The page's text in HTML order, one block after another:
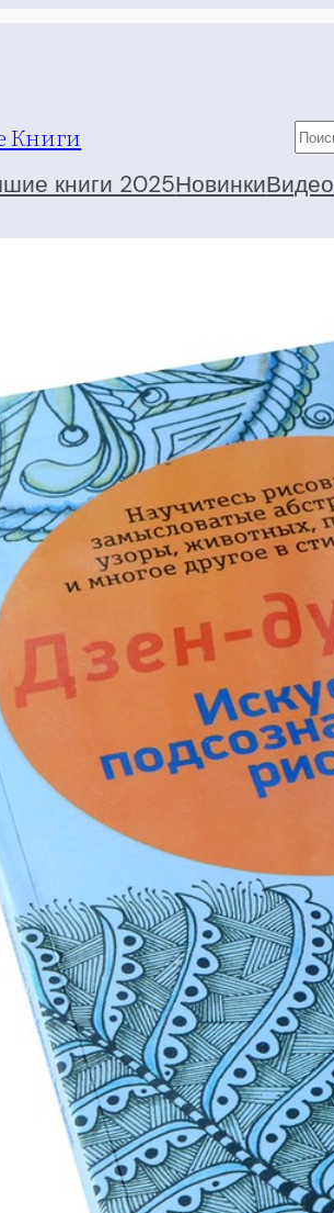
Книги
книги 2025НовинкиВидео